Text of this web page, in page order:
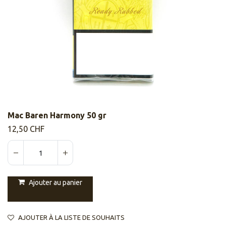
Mac Baren Harmony 50 gr
12,50 CHF
Ajouter au panier
AJOUTER À LA LISTE DE SOUHAITS